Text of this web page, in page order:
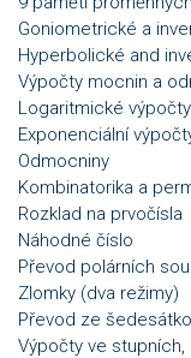
Goniometrické a
Hyperbolické and
Výpočty mocnin a
Logaritmické výpočty
Exponenciální
Odmocniny
Kombinatorika a
Rozklad na prvočísla
Náhodné číslo
Převod polárních
Zlomky (dva režimy)
Převod ze
Výpočty ve